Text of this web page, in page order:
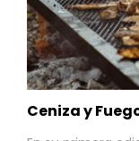
Ceniza y